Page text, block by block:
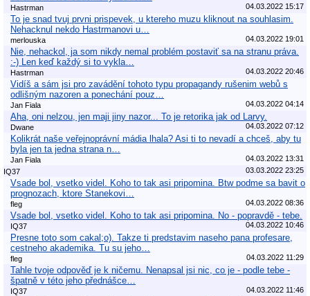
Hastrman 04.03.2022 15:17
To je snad tvuj prvni prispevek, u ktereho muzu kliknout na souhlasim.
Nehacknul nekdo Hastrmanovi u…
merlouska 04.03.2022 19:01
Nie, nehackol, ja som nikdy nemal problém postaviť sa na stranu práva.
:-) Len keď každý si to vykla…
Hastrman 04.03.2022 20:46
Vidíš a sám jsi pro zavádění tohoto typu propagandy rušenim webů s
odlišným nazoren a ponechání pouz…
Jan Fiala 04.03.2022 04:14
Aha, oni nelzou, jen maji jiny nazor... To je retorika jak od Larvy.
Dwane 04.03.2022 07:12
Kolikrát naše veřejnoprávní mádia lhala? Asi ti to nevadí a chceš, aby tu
byla jen ta jedna strana n…
Jan Fiala
04.03.2022 13:31
IQ37
03.03.2022 23:25
Vsade bol, vsetko videl. Koho to tak asi pripomina. Btw podme sa bavit o
prognozach, ktore Stanekovi…
fleg 04.03.2022 08:36
Vsade bol, vsetko videl. Koho to tak asi pripomina. No - popravdě - tebe.
IQ37 04.03.2022 10:46
Presne toto som cakal;o). Takze ti predstavim naseho pana profesare,
cestneho akademika. Tu su jeho…
fleg 04.03.2022 11:29
Tahle tvoje odpověď je k ničemu. Nenapsal jsi nic, co je - podle tebe -
špatně v této jeho přednášce…
IQ37 04.03.2022 11:46